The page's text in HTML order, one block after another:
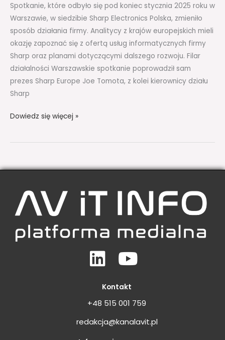
Spotkanie, które odbyło się pod koniec stycznia 2025 roku w
Warszawie, w siedzibie Sharp Electronics Polska, zmieniło
sposób działania firmy. Analitycy z krajów europejskich mieli
okazję zapoznać się z ofertą usług informatycznych firmy
Sharp oraz planami dotyczącymi dalszego rozwoju. Filar
działalności Warszawskie spotkanie poprowadził sam
prezes Sharp Europe Joe Tomota, z kolei kierownicy działu
Sharp
Dowiedz się więcej »
LinkedinYoutube
Kontakt
+48 515 001 759
redakcja@kanalavit.pl